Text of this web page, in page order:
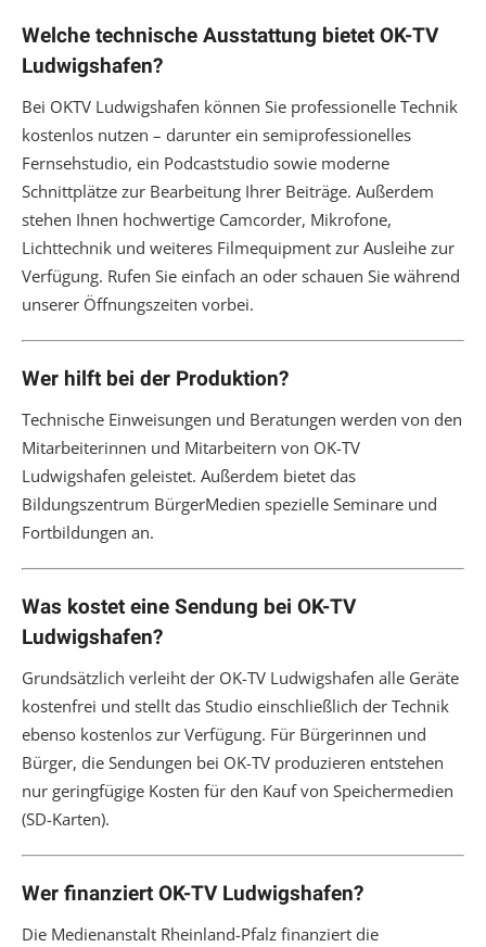
Welche technische Ausstattung bietet OK-TV
Ludwigshafen?
Bei OKTV Ludwigshafen können Sie professionelle Technik
kostenlos nutzen – darunter ein semiprofessionelles
Fernsehstudio, ein Podcaststudio sowie moderne
Schnittplätze zur Bearbeitung Ihrer Beiträge. Außerdem
stehen Ihnen hochwertige Camcorder, Mikrofone,
Lichttechnik und weiteres Filmequipment zur Ausleihe zur
Verfügung. Rufen Sie einfach an oder schauen Sie während
unserer Öffnungszeiten vorbei.
Wer hilft bei der Produktion?
Technische Einweisungen und Beratungen werden von den
Mitarbeiterinnen und Mitarbeitern von OK-TV
Ludwigshafen geleistet. Außerdem bietet das
Bildungszentrum BürgerMedien spezielle Seminare und
Fortbildungen an.
Was kostet eine Sendung bei OK-TV
Ludwigshafen?
Grundsätzlich verleiht der OK-TV Ludwigshafen alle Geräte
kostenfrei und stellt das Studio einschließlich der Technik
ebenso kostenlos zur Verfügung. Für Bürgerinnen und
Bürger, die Sendungen bei OK-TV produzieren entstehen
nur geringfügige Kosten für den Kauf von Speichermedien
(SD-Karten).
Wer finanziert OK-TV Ludwigshafen?
Die Medienanstalt Rheinland-Pfalz finanziert die